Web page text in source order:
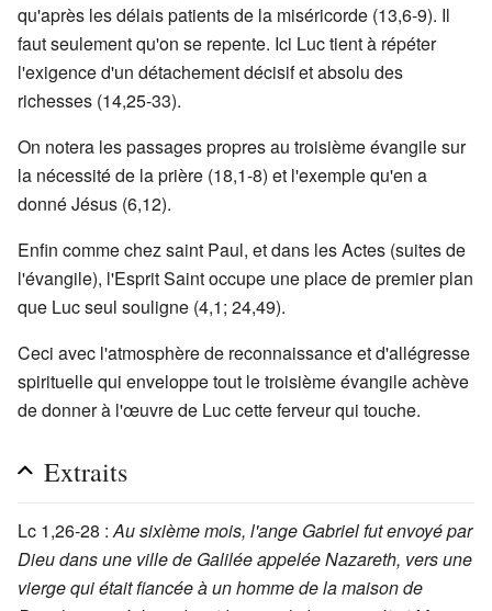
qu'après les délais patients de la miséricorde (13,6-9). Il
faut seulement qu'on se repente. Ici Luc tient à répéter
l'exigence d'un détachement décisif et absolu des
richesses (14,25-33).
On notera les passages propres au troisième évangile sur
la nécessité de la prière (18,1-8) et l'exemple qu'en a
donné Jésus (6,12).
Enfin comme chez saint Paul, et dans les Actes (suites de
l'évangile), l'Esprit Saint occupe une place de premier plan
que Luc seul souligne (4,1; 24,49).
Ceci avec l'atmosphère de reconnaissance et d'allégresse
spirituelle qui enveloppe tout le troisième évangile achève
de donner à l'œuvre de Luc cette ferveur qui touche.
Extraits
Lc 1,26-28 : Au sixième mois, l'ange Gabriel fut envoyé par
Dieu dans une ville de Galilée appelée Nazareth, vers une
vierge qui était fiancée à un homme de la maison de